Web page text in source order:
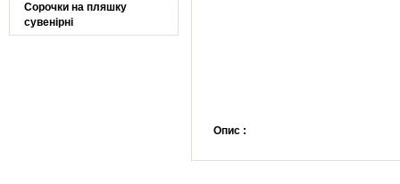
Сорочки на пляшку
сувенірні
Опис :